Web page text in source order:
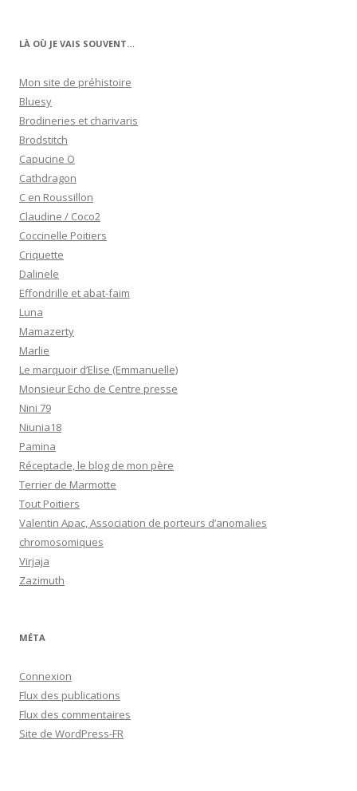
LÀ OÙ JE VAIS SOUVENT…
Mon site de préhistoire
Bluesy
Brodineries et charivaris
Brodstitch
Capucine O
Cathdragon
C en Roussillon
Claudine / Coco2
Coccinelle Poitiers
Criquette
Dalinele
Effondrille et abat-faim
Luna
Mamazerty
Marlie
Le marquoir d’Elise (Emmanuelle)
Monsieur Echo de Centre presse
Nini 79
Niunia18
Pamina
Réceptacle, le blog de mon père
Terrier de Marmotte
Tout Poitiers
Valentin Apac, Association de porteurs d’anomalies
chromosomiques
Virjaja
Zazimuth
MÉTA
Connexion
Flux des publications
Flux des commentaires
Site de WordPress-FR